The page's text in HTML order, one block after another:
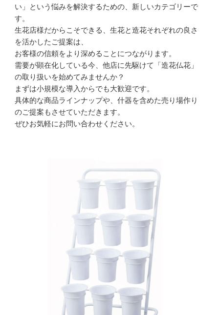
い」という悩みを解決するための、新しいカテゴリーで
す。
生花店様だからこそできる、生花と造花それぞれの良さ
を活かしたご提案は、
お客様の信頼をより深めることにつながります。
需要が顕在化している今、他店に先駆けて「造花仏花」
の取り扱いを始めてみませんか？
まずは小規模な導入からでも大歓迎です。
具体的な商品ラインナップや、什器を含めた売り場作り
のご提案もさせていただきます。
ぜひお気軽にお問い合わせください。